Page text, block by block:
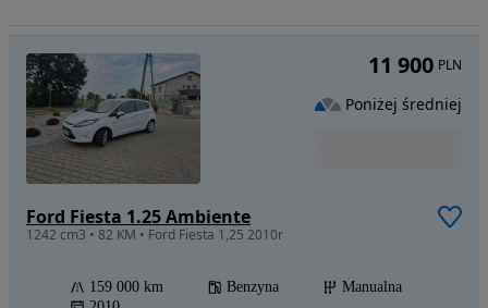
Ford Fiesta 1.25 Ambiente
1242 cm3 • 82 KM • Ford Fiesta 1,25 2010r
159 000 km Benzyna
Manualna
11 900 PLN
Poniżej średniej